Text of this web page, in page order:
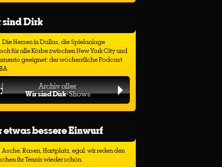
sind Dirk
Die Herzen in Dallas, die Spielanlage
für alle Körbe zwischen New York City und
geeignet: der wöchentliche Podcast
Archiv aller
Wir sind Dirk-Shows
etwas bessere Einwurf
Asche, Rasen, Hartplatz, egal: wir reden den
ihr Tennis wieder schön.